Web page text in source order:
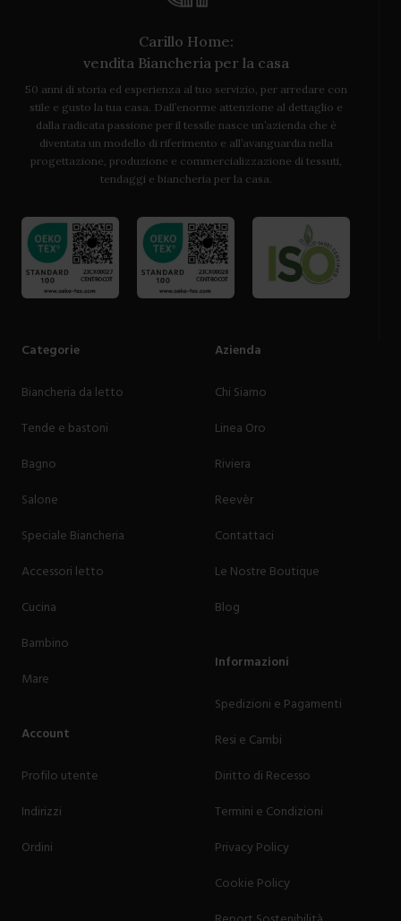
Carillo Home:
vendita Biancheria per la casa
50 anni di storia ed esperienza al tuo servizio, per arredare con
stile e gusto la tua casa. Dall’enorme attenzione al dettaglio e
dalla radicata passione per il tessile nasce un’azienda che è
diventata un modello di riferimento e all’avanguardia nella
progettazione, produzione e commercializzazione di tessuti,
tendaggi e biancheria per la casa.
Categorie
Biancheria da letto
Tende e bastoni
Bagno
Salone
Speciale Biancheria
Accessori letto
Cucina
Bambino
Mare
Account
Profilo utente
Indirizzi
Ordini
Azienda
Chi Siamo
Linea Oro
Riviera
Reevèr
Contattaci
Le Nostre Boutique
Blog
Informazioni
Spedizioni e Pagamenti
Resi e Cambi
Diritto di Recesso
Termini e Condizioni
Privacy Policy
Cookie Policy